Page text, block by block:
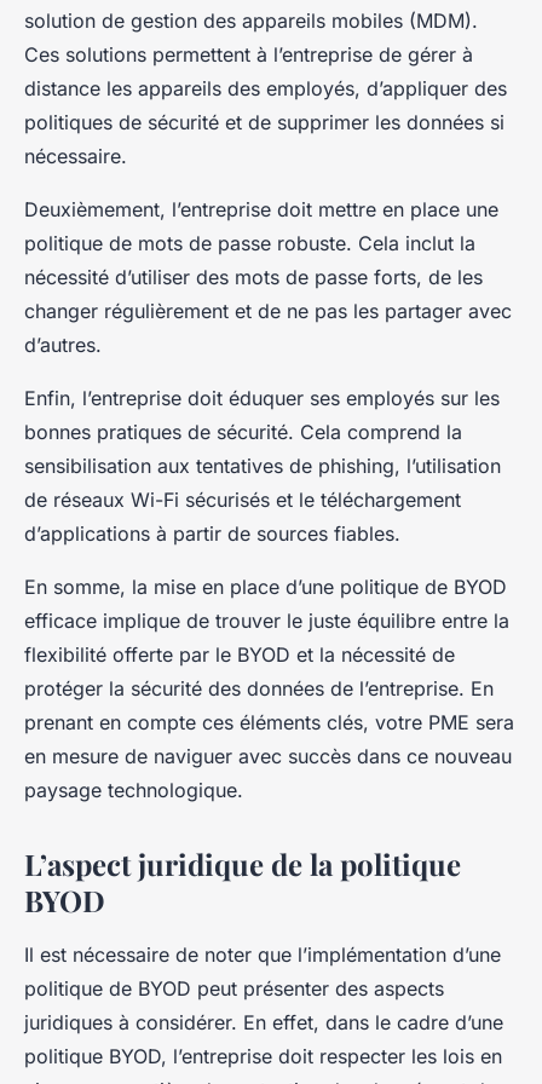
solution de gestion des appareils mobiles (MDM).
Ces solutions permettent à l’entreprise de gérer à
distance les appareils des employés, d’appliquer des
politiques de sécurité et de supprimer les données si
nécessaire.
Deuxièmement, l’entreprise doit mettre en place une
politique de mots de passe robuste. Cela inclut la
nécessité d’utiliser des mots de passe forts, de les
changer régulièrement et de ne pas les partager avec
d’autres.
Enfin, l’entreprise doit éduquer ses employés sur les
bonnes pratiques de sécurité. Cela comprend la
sensibilisation aux tentatives de phishing, l’utilisation
de réseaux Wi-Fi sécurisés et le téléchargement
d’applications à partir de sources fiables.
En somme, la mise en place d’une politique de BYOD
efficace implique de trouver le juste équilibre entre la
flexibilité offerte par le BYOD et la nécessité de
protéger la sécurité des données de l’entreprise. En
prenant en compte ces éléments clés, votre PME sera
en mesure de naviguer avec succès dans ce nouveau
paysage technologique.
L’aspect juridique de la politique
BYOD
Il est nécessaire de noter que l’implémentation d’une
politique de BYOD peut présenter des aspects
juridiques à considérer. En effet, dans le cadre d’une
politique BYOD, l’entreprise doit respecter les lois en